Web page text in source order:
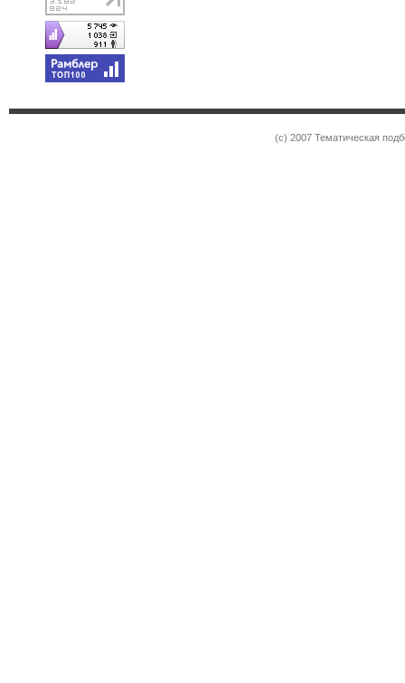
(c) 2007 Тематическая